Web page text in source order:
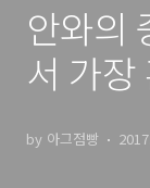
안와의
서 가장
by 아그점빵